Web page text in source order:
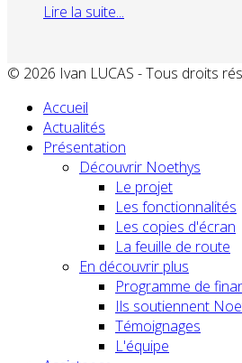
Lire la suite...
© 2026 Ivan LUCAS - Tous droits
Accueil
Actualités
Présentation
Découvrir Noethys
Le projet
Les fonctionnalités
Les copies d'écran
La feuille de route
En découvrir plus
Programme de
Ils soutiennent
Témoignages
L'équipe